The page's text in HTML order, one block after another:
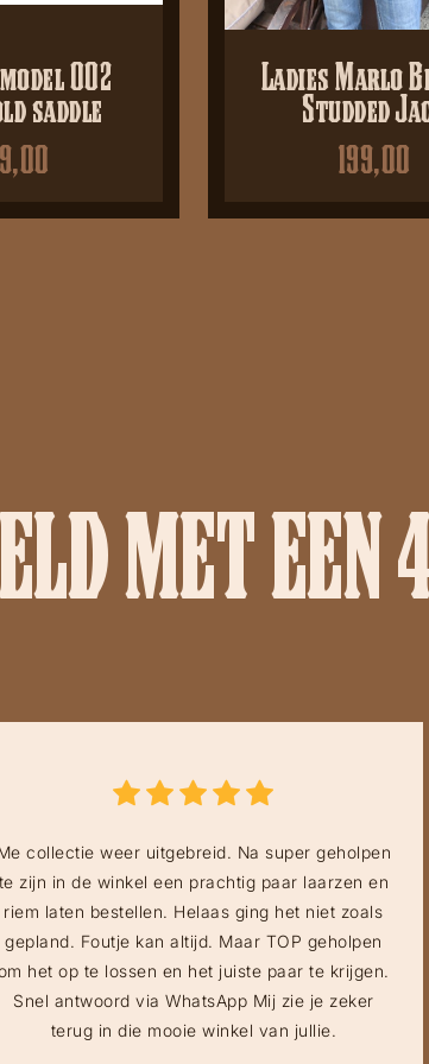
002
saddle
Ladies Marlo
Studded
199,00
MET EEN
collectie weer uitgebreid. Na super geholpen
te zijn in de winkel een prachtig paar laarzen en
riem laten bestellen. Helaas ging het niet zoals
gepland. Foutje kan altijd. Maar TOP geholpen
het op te lossen en het juiste paar te krijgen.
Snel antwoord via WhatsApp Mij zie je zeker
terug in die mooie winkel van jullie.